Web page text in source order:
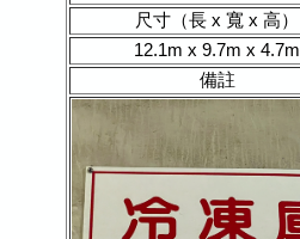
尺寸（長 x 寬 x 高）
12.1m x 9.7m x 4.7m
備註